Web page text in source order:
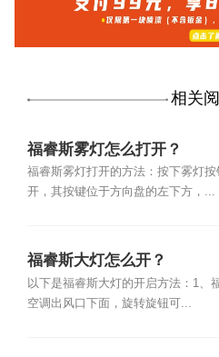
相关
福睿斯雾灯怎么打开？
福睿斯雾灯打开的方法：按下雾灯按
开，其按键位于方向盘的左下方，...
福睿斯大灯怎么开？
以下是福睿斯大灯的开启方法：1、
空调出风口下面，旋转旋钮可...